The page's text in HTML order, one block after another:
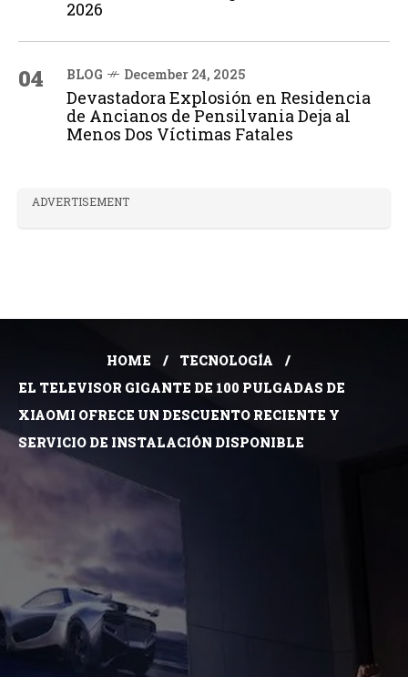
2026
04 BLOG December 24, 2025
Devastadora Explosión en Residencia
de Ancianos de Pensilvania Deja al
Menos Dos Víctimas Fatales
ADVERTISEMENT
HOME
TECNOLOGÍA
EL TELEVISOR GIGANTE DE 100 PULGADAS DE
XIAOMI OFRECE UN DESCUENTO RECIENTE Y
SERVICIO DE INSTALACIÓN DISPONIBLE